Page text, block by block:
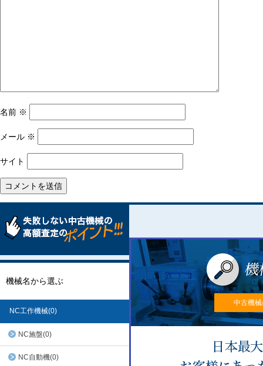
名前 ※
メール ※
サイト
機械名から選ぶ
NC工作機械(0)
NC施盤(0)
NC自動機(0)
中古機